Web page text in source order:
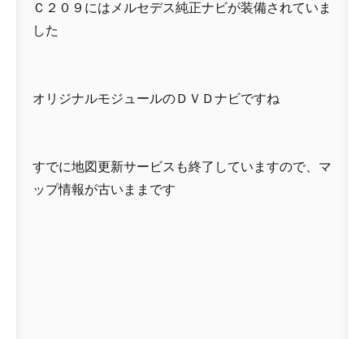
Ｃ２０９にはメルセデス純正ナビが装備されていま
した
オリジナルモジュールのＤＶＤナビですね
すでに地図更新サービスも終了していますので、マ
ップ情報が古いままです